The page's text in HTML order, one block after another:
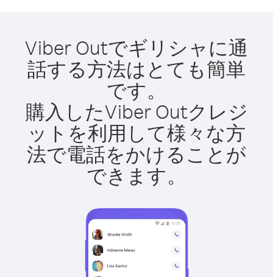
Viber Outでギリシャに通
話する方法はとても簡単
です。
購入したViber Outクレジ
ットを利用して様々な方
法で電話をかけることが
できます。